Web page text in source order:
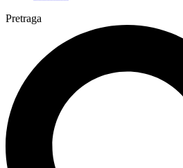
Pretraga